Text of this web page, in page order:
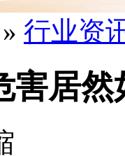
» 行业资
害居